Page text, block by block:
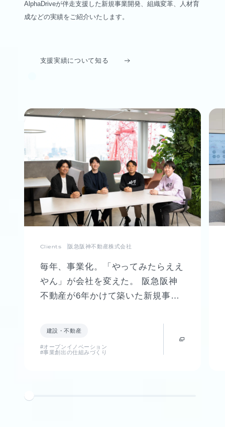
AlphaDriveが伴走支援した新規事業開発、組織変革、人材育
成などの実績をご紹介いたします。
支援実績について知る
Clients 阪急阪神不動産株式会社
毎年、事業化。「やってみたらええ
やん」が会社を変えた。 阪急阪神
不動産が6年かけて築いた新規事業
建設・不動産
#オープンイノベーション
#事業創出の仕組みづくり